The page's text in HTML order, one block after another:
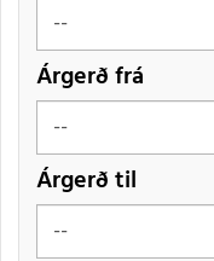
Árgerð frá
Árgerð til